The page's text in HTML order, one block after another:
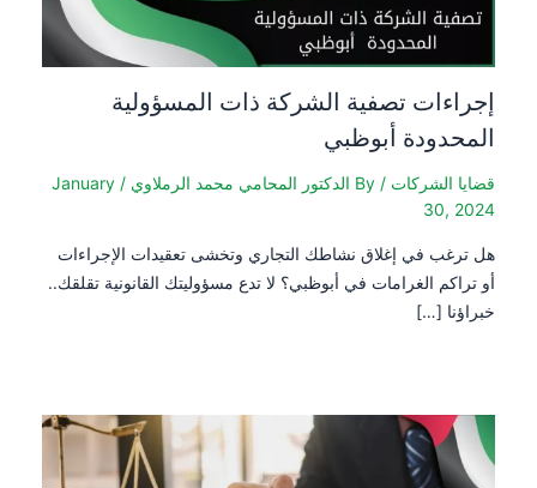
إجراءات تصفية الشركة ذات المسؤولية
المحدودة أبوظبي
قضايا الشركات / By الدكتور المحامي محمد الرملاوي /
January
30, 2024
هل ترغب في إغلاق نشاطك التجاري وتخشى تعقيدات الإجراءات
أو تراكم الغرامات في أبوظبي؟ لا تدع مسؤوليتك القانونية تقلقك..
خبراؤنا […]